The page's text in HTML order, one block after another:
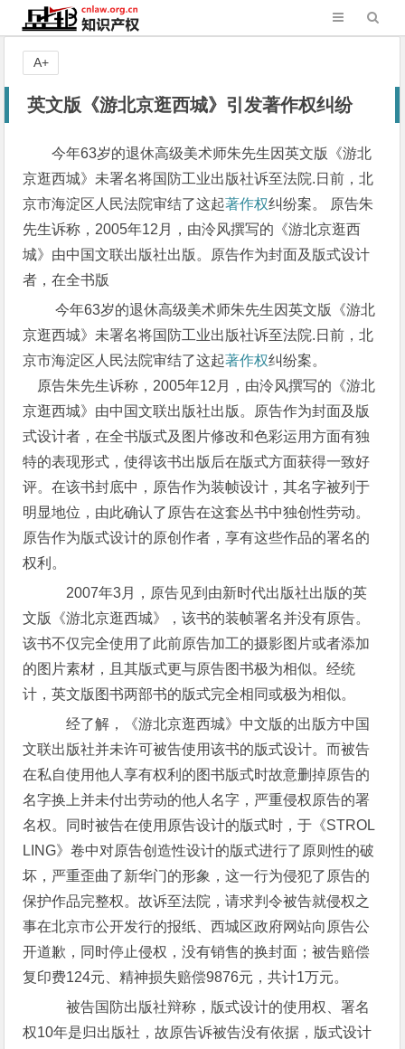
英文版《游北京逛西城》引发著作权纠纷
今年63岁的退休高级美术师朱先生因英文版《游北
京逛西城》未署名将国防工业出版社诉至法院.日前，北
京市海淀区人民法院审结了这起著作权纠纷案。 原告朱
先生诉称，2005年12月，由泠风撰写的《游北京逛西
城》由中国文联出版社出版。原告作为封面及版式设计
者，在全书版
今年63岁的退休高级美术师朱先生因英文版《游北
京逛西城》未署名将国防工业出版社诉至法院.日前，北
京市海淀区人民法院审结了这起著作权纠纷案。
原告朱先生诉称，2005年12月，由泠风撰写的《游北
京逛西城》由中国文联出版社出版。原告作为封面及版
式设计者，在全书版式及图片修改和色彩运用方面有独
特的表现形式，使得该书出版后在版式方面获得一致好
评。在该书封底中，原告作为装帧设计，其名字被列于
明显地位，由此确认了原告在这套丛书中独创性劳动。
原告作为版式设计的原创作者，享有这些作品的署名的
权利。
2007年3月，原告见到由新时代出版社出版的英
文版《游北京逛西城》，该书的装帧署名并没有原告。
该书不仅完全使用了此前原告加工的摄影图片或者添加
的图片素材，且其版式更与原告图书极为相似。经统
计，英文版图书两部书的版式完全相同或极为相似。
经了解，《游北京逛西城》中文版的出版方中国
文联出版社并未许可被告使用该书的版式设计。而被告
在私自使用他人享有权利的图书版式时故意删掉原告的
名字换上并未付出劳动的他人名字，严重侵权原告的署
名权。同时被告在使用原告设计的版式时，于《STROL
LING》卷中对原告创造性设计的版式进行了原则性的破
坏，严重歪曲了新华门的形象，这一行为侵犯了原告的
保护作品完整权。故诉至法院，请求判令被告就侵权之
事在北京市公开发行的报纸、西城区政府网站向原告公
开道歉，同时停止侵权，没有销售的换封面；被告赔偿
复印费124元、精神损失赔偿9876元，共计1万元。
被告国防出版社辩称，版式设计的使用权、署名
权10年是归出版社，故原告诉被告没有依据，版式设计
A+